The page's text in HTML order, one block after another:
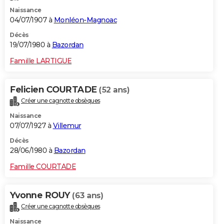
Naissance
04/07/1907 à Monléon-Magnoac
Décès
19/07/1980 à Bazordan
Famille LARTIGUE
Felicien COURTADE (52 ans)
Créer une cagnotte obsèques
Naissance
07/07/1927 à Villemur
Décès
28/06/1980 à Bazordan
Famille COURTADE
Yvonne ROUY (63 ans)
Créer une cagnotte obsèques
Naissance